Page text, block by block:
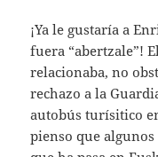
¡Ya le gustaría a
fuera “abertzale”!
relacionaba, no
rechazo a la
autobús turísitico
pienso que